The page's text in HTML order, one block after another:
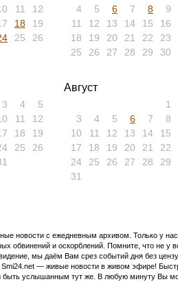
11
12
18
19
25
26
4
5 6 7 8 9
11
12 13 14 15 16
18
19 20 21 22 23
25
26 27 28 29 30
3 4
5
11
12
18
19
25
26
Август
1
3
4 5 6 7 8
10
11 12 13 14 15
17
18 19 20 21 22
24
25 26 27 28 29
31
новости с ежедневным архивом. Только у нас
обвинений и оскорблений. Помните, что не у
мы даём Вам срез событий дня без
Smi24.net — живые новости в живом эфире!
услышанным тут же. В любую минуту Вы